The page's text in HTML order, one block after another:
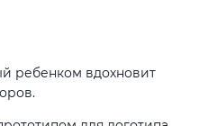
ребенком вдохновит